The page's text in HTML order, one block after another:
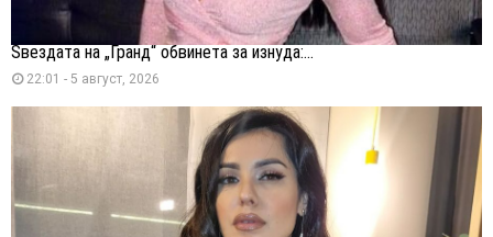
Ѕвездата на „Гранд“ обвинета за изнуда:...
22:01 - 5 август, 2026